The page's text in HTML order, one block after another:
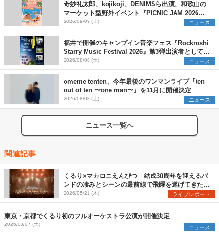
奇妙礼太郎、kojikoji、DENIMSら出演、和歌山の
マーケット型野外イベント『PICNIC JAM 2026』
早割チケット発売開始
2026/08/08 (土) ニュース
福井で開催のキャンプイン音楽フェス『Rockroshi
Starry Music Festival 2026』第3弾出演者として
SCOOBIE DO、かりゆし58、Reiを発表
2026/08/08 (土) ニュース
omeme tenten、今年最後のワンマンライブ『ten
out of ten 〜one man〜』を11月に開催決定
2026/08/08 (土) ニュース
ニュース一覧へ
関連記事
くるり×マカロニえんぴつ 結成30周年を迎えるバ
ンドの凄みとシーンの最前線で飛躍を遂げてきたバ
ンドの勢いを見た『MUSIC SPLASH!!』2日目レポ
ート
2026/05/21 (木) ライブレポート
東京・京都でくるり初のフルオーケストラ公演が開催決定
2026/03/07 (土) ニュース